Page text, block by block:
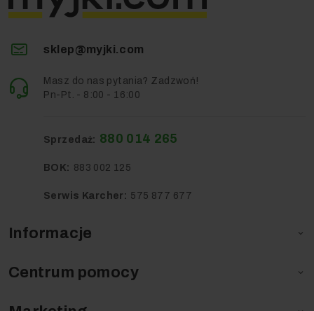
Informacje 
Centrum pomocy 
sklep@myjki.com
Masz do nas pytania? Zadzwoń!
Pn-Pt. - 8:00 - 16:00
Sprzedaż: 880 014 265
BOK: 883 002 125
Serwis Karcher: 575 877 677